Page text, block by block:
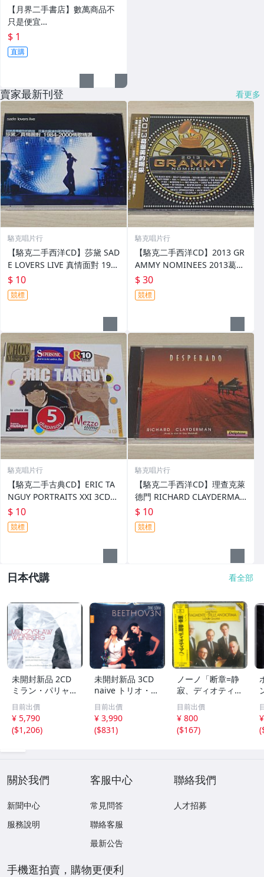
【月界二手書店】數萬商品不
只是便宜…
$ 1
直購
賣家最新刊登 看更多
駱克唱片行
【駱克二手西洋CD】莎黛 SAD
E LOVERS LIVE 真情面對 198
4-2000情歌精選 中英歌詞壓痕
側標黃斑&黏在外殼 專輯頁黃
斑&霉點
$ 10
競標
駱克唱片行
【駱克二手西洋CD】2013 GR
AMMY NOMINEES 2013葛萊
美的喝采 全新未拆
$ 30
競標
駱克唱片行
【駱克二手古典CD】ERIC TA
NGUY PORTRAITS XXI 3CD
全新未拆
$ 10
競標
駱克唱片行
【駱克二手西洋CD】理查克萊
德門 RICHARD CLAYDERMAN
DESPERADO 鋼琴演奏 亡命之
徒 全新未拆
$ 10
競標
日本代購 看全部
未開封新品 2CD
ミラン・パリャ,
ラディスラフ・フ
ァンゾヴィッツ -
ヴァインベルク：
ヴァイオリンとピ
目前出價
¥ 5,790
($1,206)
未開封新品 3CD
naive トリオ・ソ
ーラ/Trio Sora -
ベートーヴェン：
ピアノ三重奏曲
集 a6NnB08KH
目前出價
¥ 3,990
($831)
ノーノ「断章=静
寂、ディオティマ
へ」ラサール弦楽
四重奏団
目前出價
¥ 800
($167)
(
關於我們
新聞中心
服務說明
客服中心
常見問答
聯絡客服
最新公告
聯絡我們
人才招募
手機逛拍賣，購物更便利